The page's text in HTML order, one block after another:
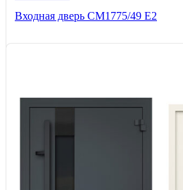
Входная дверь СМ1775/49 Е2